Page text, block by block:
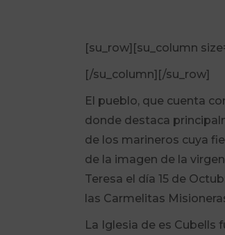
[su_row][su_column
[/su_column][/su_row]
El pueblo, que cuenta
donde destaca
de los marineros cuya
de la imagen de la
Teresa el día 15 de
las Carmelitas
La Iglesia de es Cubells